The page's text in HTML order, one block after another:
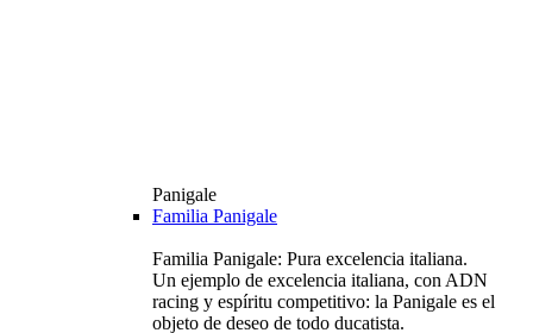
Panigale
Familia Panigale
Familia Panigale: Pura excelencia italiana.
Un ejemplo de excelencia italiana, con ADN
racing y espíritu competitivo: la Panigale es el
objeto de deseo de todo ducatista.